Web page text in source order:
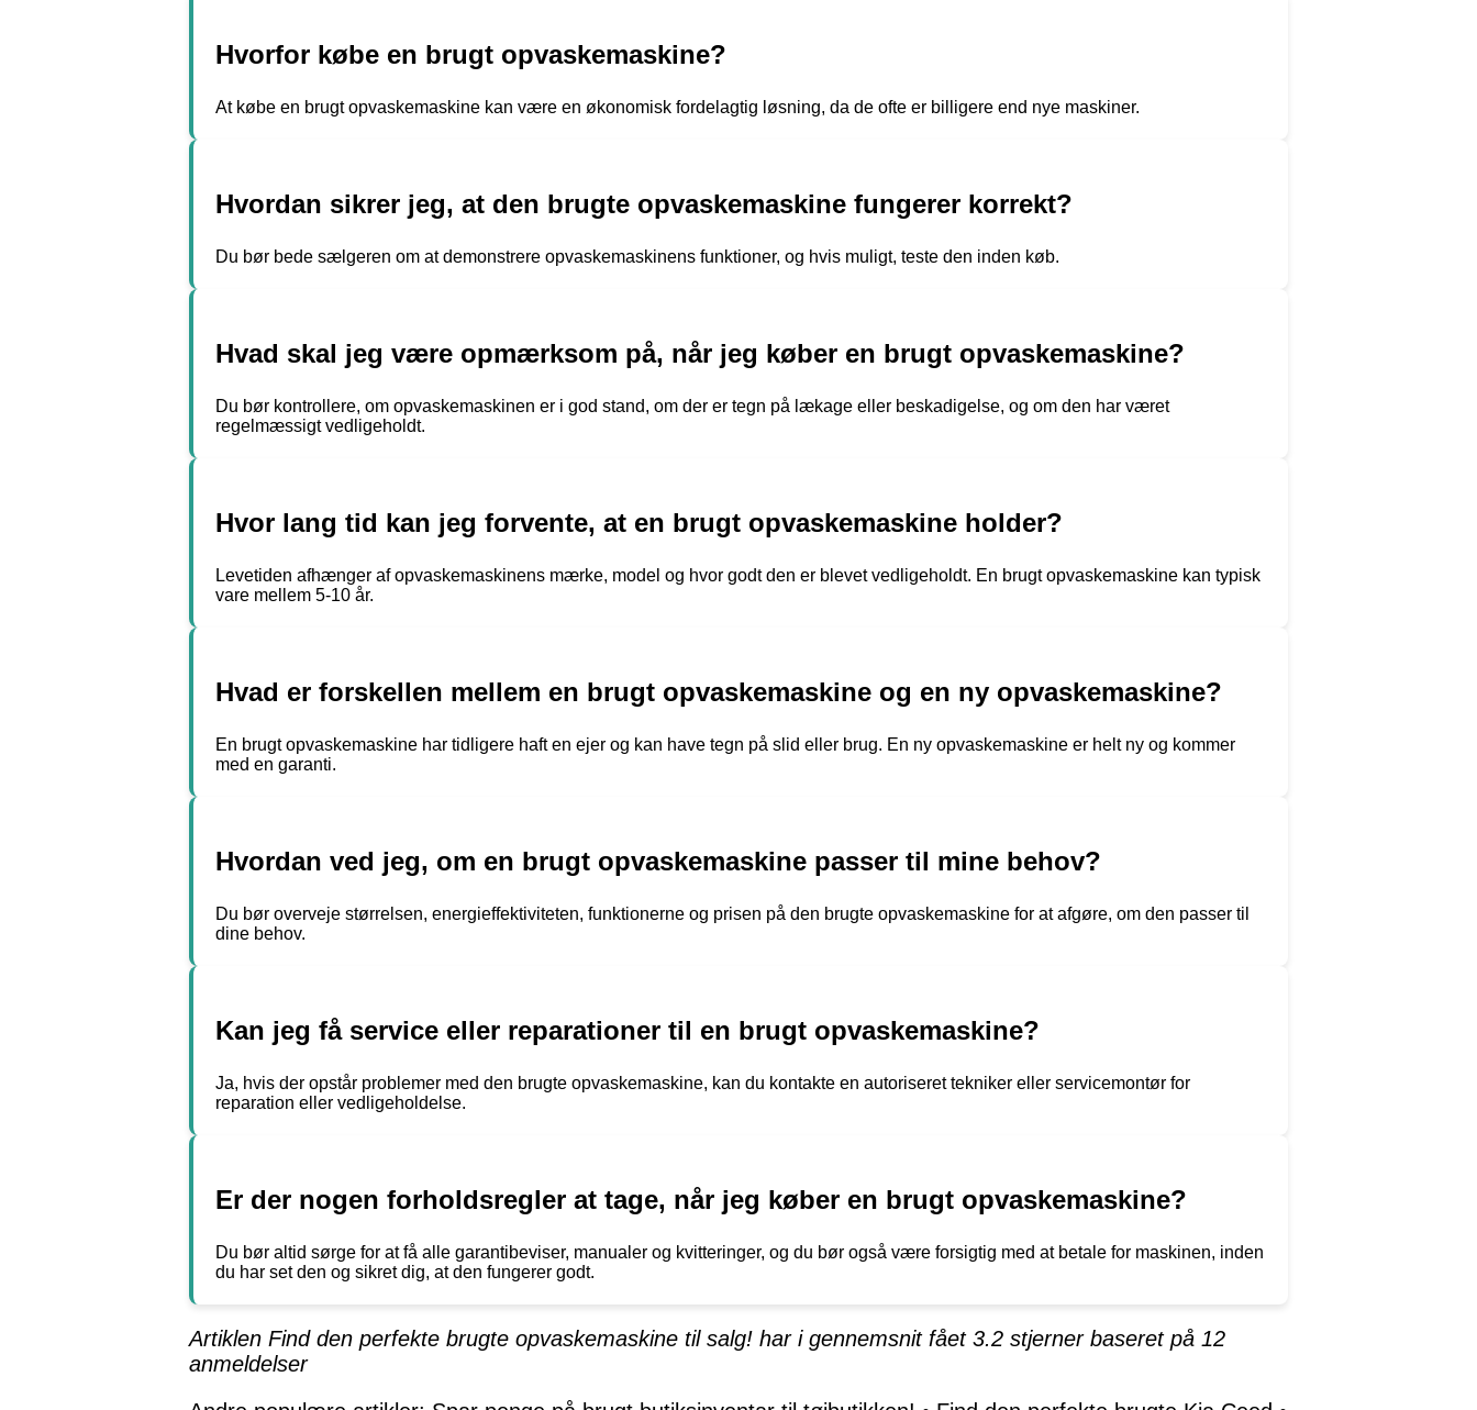
Hvorfor købe en brugt opvaskemaskine?
At købe en brugt opvaskemaskine kan være en økonomisk fordelagtig løsning, da de ofte er billigere end nye maskiner.
Hvordan sikrer jeg, at den brugte opvaskemaskine fungerer korrekt?
Du bør bede sælgeren om at demonstrere opvaskemaskinens funktioner, og hvis muligt, teste den inden køb.
Hvad skal jeg være opmærksom på, når jeg køber en brugt opvaskemaskine?
Du bør kontrollere, om opvaskemaskinen er i god stand, om der er tegn på lækage eller beskadigelse, og om den har været
regelmæssigt vedligeholdt.
Hvor lang tid kan jeg forvente, at en brugt opvaskemaskine holder?
Levetiden afhænger af opvaskemaskinens mærke, model og hvor godt den er blevet vedligeholdt. En brugt opvaskemaskine kan typisk
vare mellem 5-10 år.
Hvad er forskellen mellem en brugt opvaskemaskine og en ny opvaskemaskine?
En brugt opvaskemaskine har tidligere haft en ejer og kan have tegn på slid eller brug. En ny opvaskemaskine er helt ny og kommer
med en garanti.
Hvordan ved jeg, om en brugt opvaskemaskine passer til mine behov?
Du bør overveje størrelsen, energieffektiviteten, funktionerne og prisen på den brugte opvaskemaskine for at afgøre, om den passer til
dine behov.
Kan jeg få service eller reparationer til en brugt opvaskemaskine?
Ja, hvis der opstår problemer med den brugte opvaskemaskine, kan du kontakte en autoriseret tekniker eller servicemontør for
reparation eller vedligeholdelse.
Er der nogen forholdsregler at tage, når jeg køber en brugt opvaskemaskine?
Du bør altid sørge for at få alle garantibeviser, manualer og kvitteringer, og du bør også være forsigtig med at betale for maskinen, inden
du har set den og sikret dig, at den fungerer godt.
Artiklen Find den perfekte brugte opvaskemaskine til salg! har i gennemsnit fået 3.2 stjerner baseret på 12
anmeldelser